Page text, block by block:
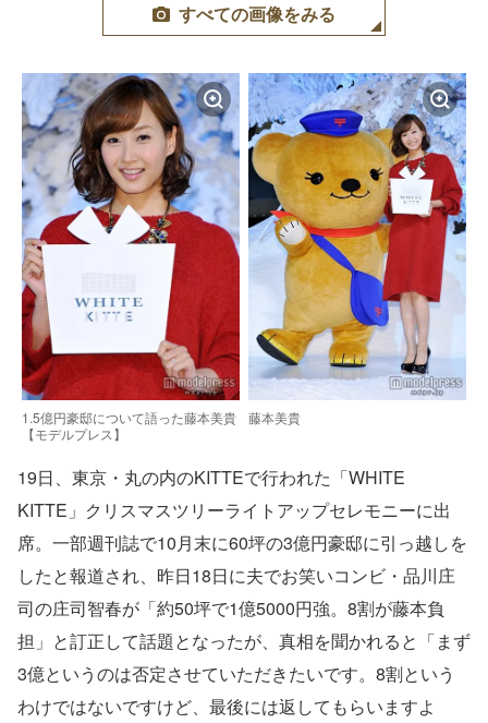
すべての画像をみる
1.5億円豪邸について語った藤本美貴
【モデルプレス】
藤本美貴
19日、東京・丸の内のKITTEで行われた「WHITE
KITTE」クリスマスツリーライトアップセレモニーに出
席。一部週刊誌で10月末に60坪の3億円豪邸に引っ越しを
したと報道され、昨日18日に夫でお笑いコンビ・品川庄
司の庄司智春が「約50坪で1億5000円強。8割が藤本負
担」と訂正して話題となったが、真相を聞かれると「まず
3億というのは否定させていただきたいです。8割という
わけではないですけど、最後には返してもらいますよ